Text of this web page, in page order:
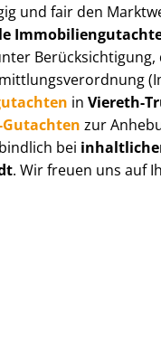
und fair den
Be­rück­sich­ti­gung,
in Viereth-
zur
bei
. Wir freuen uns auf